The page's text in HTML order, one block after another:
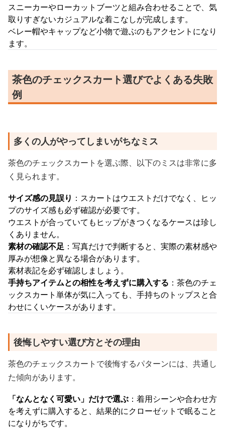
スニーカーやローカットブーツと組み合わせることで、気
取りすぎないカジュアルな着こなしが完成します。
ベレー帽やキャップなど小物で遊ぶのもアクセントになり
ます。
茶色のチェックスカート選びでよくある失敗
例
多くの人がやってしまいがちなミス
茶色のチェックスカートを選ぶ際、以下のミスは非常に多
く見られます。
サイズ感の見誤り ：スカートはウエストだけでなく、ヒッ
プのサイズ感も必ず確認が必要です。
ウエストが合っていてもヒップがきつくなるケースは珍し
くありません。
素材の確認不足 ：写真だけで判断すると、実際の素材感や
厚みが想像と異なる場合があります。
素材表記を必ず確認しましょう。
手持ちアイテムとの相性を考えずに購入する ：茶色のチェ
ックスカート単体が気に入っても、手持ちのトップスと合
わせにくいケースがあります。
後悔しやすい選び方とその理由
茶色のチェックスカートで後悔するパターンには、共通し
た傾向があります。
「なんとなく可愛い」だけで選ぶ ：着用シーンや合わせ方
を考えずに購入すると、結果的にクローゼットで眠ること
になりがちです。